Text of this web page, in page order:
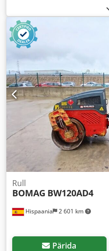
Hispaania 2 601 km
Rull
BOMAG BW120AD4
Pärida